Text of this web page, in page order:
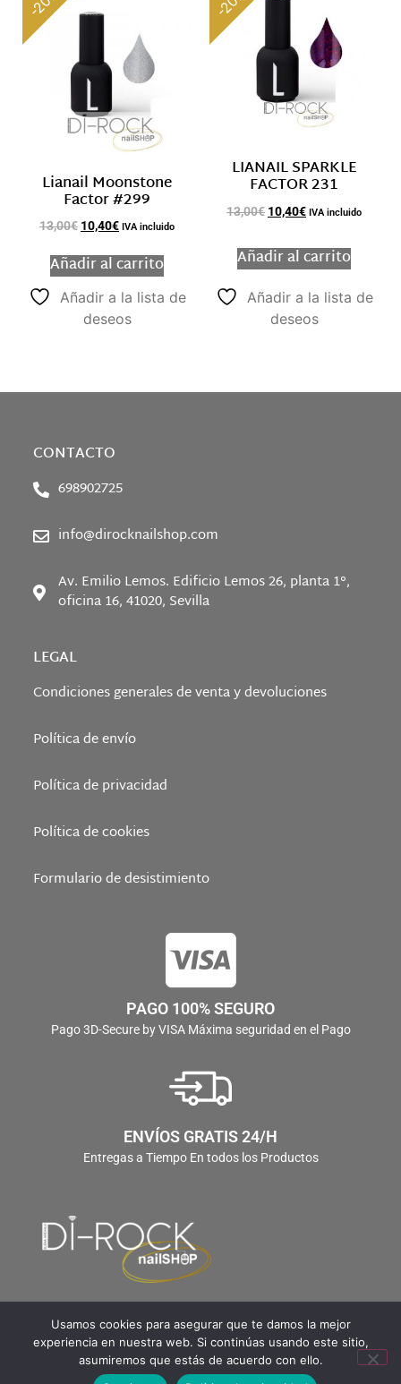
Lianail Moonstone
Factor #299
13,00€ 10,40€ IVA incluido
Añadir al carrito
Añadir a la lista de
deseos
LIANAIL SPARKLE
FACTOR 231
13,00€ 10,40€ IVA incluido
Añadir al carrito
Añadir a la lista de
deseos
CONTACTO
698902725
info@dirocknailshop.com
Av. Emilio Lemos. Edificio Lemos 26, planta 1°,
oficina 16, 41020, Sevilla
LEGAL
Condiciones generales de venta y devoluciones
Política de envío
Política de privacidad
Política de cookies
Formulario de desistimiento
PAGO 100% SEGURO
Pago 3D-Secure by VISA Máxima seguridad en el Pago
ENVÍOS GRATIS 24/H
Entregas a Tiempo En todos los Productos
Usamos cookies para asegurar que te damos la mejor
experiencia en nuestra web. Si continúas usando este sitio,
asumiremos que estás de acuerdo con ello.